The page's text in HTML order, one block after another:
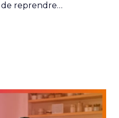
reprendre…